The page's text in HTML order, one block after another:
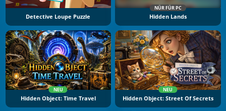
Detective Loupe Puzzle
NÜR FÜR PC
Hidden Lands
NEU
Hidden Object: Time Travel
NEU
Hidden Object: Street Of Secrets